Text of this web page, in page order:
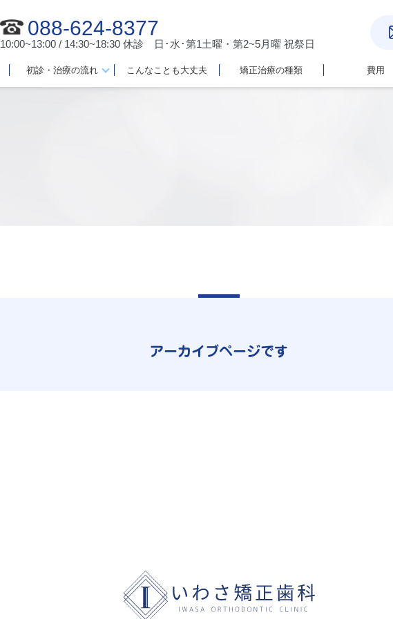
088-624-8377
10:00~13:00 / 14:30~18:30 休診 日･水･第1土曜・第2~5月曜 祝祭日
初診・治療の流れ こんなことも大丈夫 矯正治療の種類 費用
アーカイブページです